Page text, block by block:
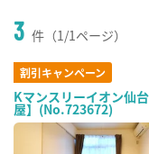
3 件（1/1ページ）
割引キャンペーン
Kマンスリーイオン仙
屋】(No.723672)